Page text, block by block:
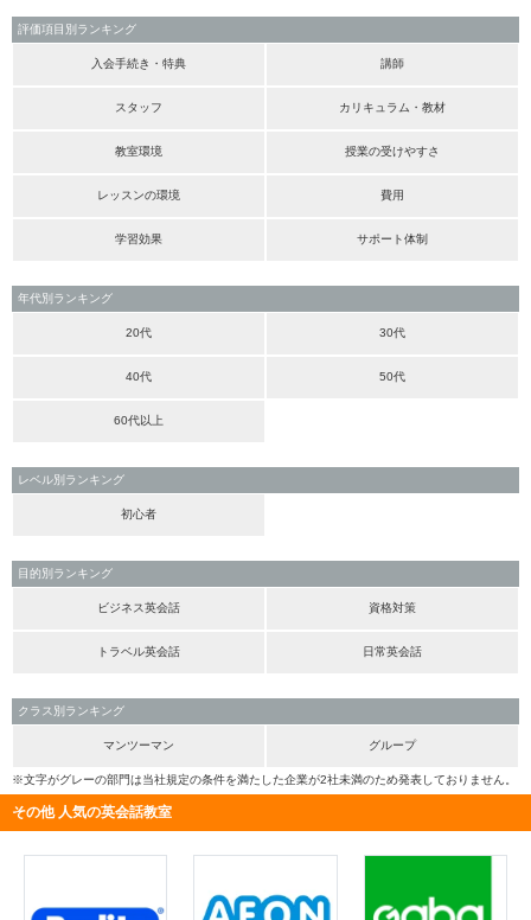
評価項目別ランキング
入会手続き・特典 講師
スタッフ カリキュラム・教材
教室環境 授業の受けやすさ
レッスンの環境 費用
学習効果 サポート体制
年代別ランキング
20代 30代
40代 50代
60代以上
レベル別ランキング
初心者
目的別ランキング
ビジネス英会話 資格対策
トラベル英会話 日常英会話
クラス別ランキング
マンツーマン グループ
※文字がグレーの部門は当社規定の条件を満たした企業が2社未満のため発表しておりません。
その他 人気の英会話教室